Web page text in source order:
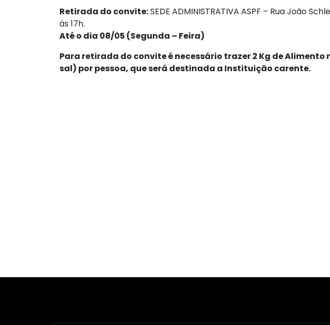
Retirada do convite:SEDE ADMINISTRATIVA ASPF – Rua João
às 17h.
Até o dia 08/05 (Segunda – Feira)
Para retirada do convite é necessário trazer 2 Kg de Alimento
sal) por pessoa, que será destinada a Instituição carente.